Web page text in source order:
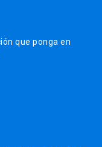
que ponga en